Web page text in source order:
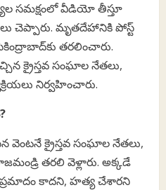
సమక్షంలో వీడియో తీస్తూ
చెప్పారు. మృతదేహానికి పోస్ట్
తరలించారు.
క్రైస్తవ సంఘాల నేతలు,
నిర్వహించారు.
వెంటనే క్రైస్తవ సంఘాల నేతలు,
తరలి వెళ్లారు. అక్కడే
ప్రమాదం కాదని, హత్య చేశారని